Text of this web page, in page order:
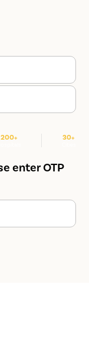
200+ 30+
enter OTP